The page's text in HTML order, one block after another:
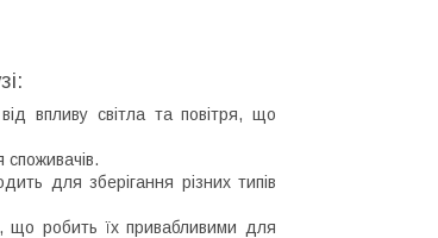
впливу світла та повітря, що
для зберігання різних типів
що робить їх привабливими для